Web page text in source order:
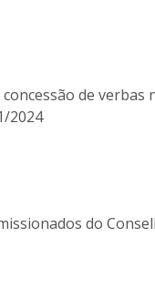
de verbas
2024
do